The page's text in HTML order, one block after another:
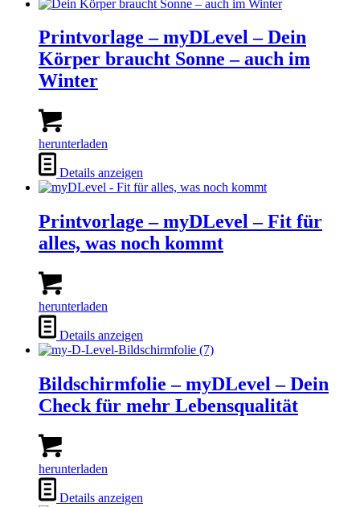
Printvorlage – myDLevel – Dein
Körper braucht Sonne – auch im
Winter
herunterladen
Details anzeigen
Printvorlage – myDLevel – Fit für
alles, was noch kommt
herunterladen
Details anzeigen
Bildschirmfolie – myDLevel – Dein
Check für mehr Lebensqualität
herunterladen
Details anzeigen